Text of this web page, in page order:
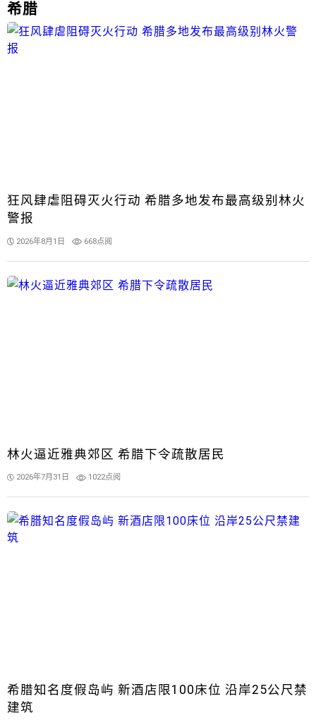
希腊
狂风肆虐阻碍灭火行动 希腊多地发布最高级别林火
警报
2026年8月1日 668点阅
林火逼近雅典郊区 希腊下令疏散居民
2026年7月31日 1022点阅
希腊知名度假岛屿 新酒店限100床位 沿岸25公尺禁
建筑